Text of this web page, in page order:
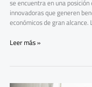
se encuentra en una
innovadoras que generen
económicos de gran alcance.
Leer más »